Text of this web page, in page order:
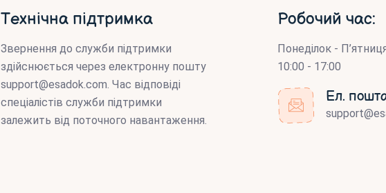
Технічна підтримка
Звернення до служби підтримки
здійснюється через електронну пошту
support@esadok.com. Час відповіді
спеціалістів служби підтримки
залежить від поточного навантаження.
Робочий час:
Понеділок -
10:00 - 17:00
Ел.